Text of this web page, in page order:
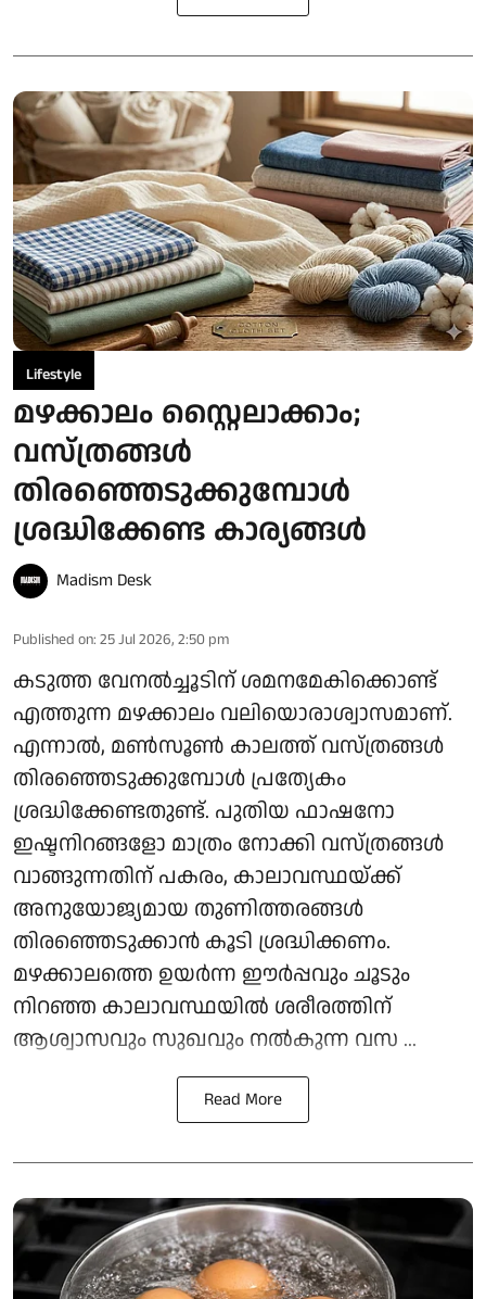
Lifestyle
മഴക്കാലം സ്റ്റൈലാക്കാം;
വസ്ത്രങ്ങൾ
തിരഞ്ഞെടുക്കുമ്പോൾ
ശ്രദ്ധിക്കേണ്ട കാര്യങ്ങൾ
Madism Desk
Published on: 25 Jul 2026, 2:50 pm
കടുത്ത വേനൽച്ചൂടിന് ശമനമേകിക്കൊണ്ട്
എത്തുന്ന മഴക്കാലം വലിയൊരാശ്വാസമാണ്.
എന്നാൽ, മൺസൂൺ കാലത്ത് വസ്ത്രങ്ങൾ
തിരഞ്ഞെടുക്കുമ്പോൾ പ്രത്യേകം
ശ്രദ്ധിക്കേണ്ടതുണ്ട്. പുതിയ ഫാഷനോ
ഇഷ്ടനിറങ്ങളോ മാത്രം നോക്കി വസ്ത്രങ്ങൾ
വാങ്ങുന്നതിന് പകരം, കാലാവസ്ഥയ്ക്ക്
അനുയോജ്യമായ തുണിത്തരങ്ങൾ
തിരഞ്ഞെടുക്കാൻ കൂടി ശ്രദ്ധിക്കണം.
മഴക്കാലത്തെ ഉയർന്ന ഈർപ്പവും ചൂടും
നിറഞ്ഞ കാലാവസ്ഥയിൽ ശരീരത്തിന്
ആശ്വാസവും സുഖവും നൽകുന്ന വസ ...
Read More